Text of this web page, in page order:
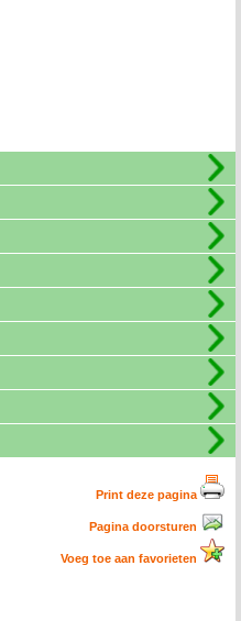
Print deze pagina
Pagina doorsturen
Voeg toe aan favorieten